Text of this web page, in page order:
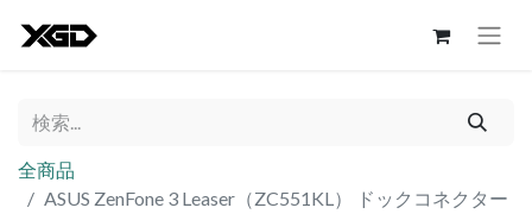
全商品
ASUS ZenFone 3 Leaser（ZC551KL） ドックコネクター